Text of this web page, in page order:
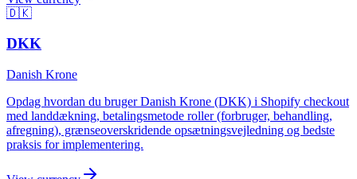
🇩🇰
DKK
Danish Krone
Opdag hvordan du bruger Danish Krone (DKK) i Shopify checkout
med landdækning, betalingsmetode roller (forbruger, behandling,
afregning), grænseoverskridende opsætningsvejledning og bedste
praksis for implementering.